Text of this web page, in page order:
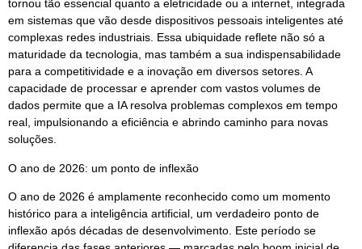
tornou tão essencial quanto a eletricidade ou a internet, integrada
em sistemas que vão desde dispositivos pessoais inteligentes até
complexas redes industriais. Essa ubiquidade reflete não só a
maturidade da tecnologia, mas também a sua indispensabilidade
para a competitividade e a inovação em diversos setores. A
capacidade de processar e aprender com vastos volumes de
dados permite que a IA resolva problemas complexos em tempo
real, impulsionando a eficiência e abrindo caminho para novas
soluções.
O ano de 2026: um ponto de inflexão
O ano de 2026 é amplamente reconhecido como um momento
histórico para a inteligência artificial, um verdadeiro ponto de
inflexão após décadas de desenvolvimento. Este período se